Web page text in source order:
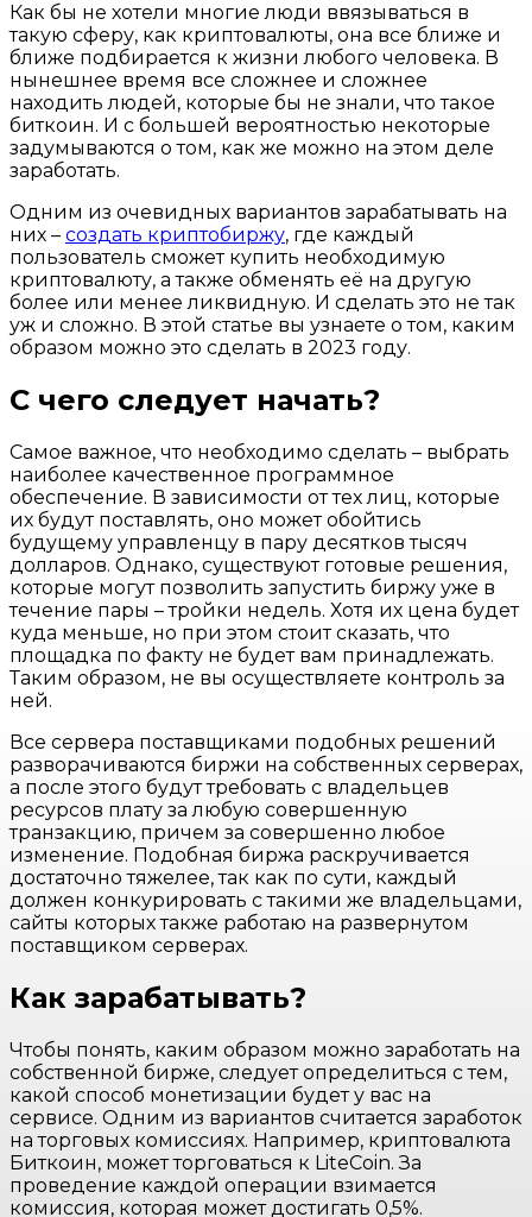
Как бы не хотели многие люди ввязываться в
такую сферу, как криптовалюты, она все ближе и
ближе подбирается к жизни любого человека. В
нынешнее время все сложнее и сложнее
находить людей, которые бы не знали, что такое
биткоин. И с большей вероятностью некоторые
задумываются о том, как же можно на этом деле
заработать.
Одним из очевидных вариантов зарабатывать на
них – создать криптобиржу, где каждый
пользователь сможет купить необходимую
криптовалюту, а также обменять её на другую
более или менее ликвидную. И сделать это не так
уж и сложно. В этой статье вы узнаете о том, каким
образом можно это сделать в 2023 году.
С чего следует начать?
Самое важное, что необходимо сделать – выбрать
наиболее качественное программное
обеспечение. В зависимости от тех лиц, которые
их будут поставлять, оно может обойтись
будущему управленцу в пару десятков тысяч
долларов. Однако, существуют готовые решения,
которые могут позволить запустить биржу уже в
течение пары – тройки недель. Хотя их цена будет
куда меньше, но при этом стоит сказать, что
площадка по факту не будет вам принадлежать.
Таким образом, не вы осуществляете контроль за
ней.
Все сервера поставщиками подобных решений
разворачиваются биржи на собственных серверах,
а после этого будут требовать с владельцев
ресурсов плату за любую совершенную
транзакцию, причем за совершенно любое
изменение. Подобная биржа раскручивается
достаточно тяжелее, так как по сути, каждый
должен конкурировать с такими же владельцами,
сайты которых также работаю на развернутом
поставщиком серверах.
Как зарабатывать?
Чтобы понять, каким образом можно заработать на
собственной бирже, следует определиться с тем,
какой способ монетизации будет у вас на
сервисе. Одним из вариантов считается заработок
на торговых комиссиях. Например, криптовалюта
Биткоин, может торговаться к LiteCoin. За
проведение каждой операции взимается
комиссия, которая может достигать 0,5%.